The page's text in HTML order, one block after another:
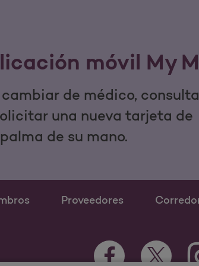
móvil My
de médico,
una nueva tarjeta de
de su mano.
Proveedores